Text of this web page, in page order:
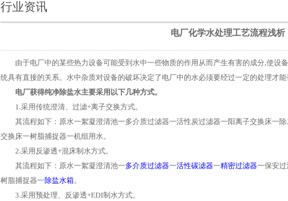
行业资讯
电厂化学水处理工艺流程浅析
由于电厂中的某些热力设备可能受到水中一些物质的作用从而产生有害的成分,使设
统具有直接的关系。水中杂质对设备的破坏决定了电厂中的水必须要经过一定的处理才
电厂获得纯净除盐水主要采用以下几种方式。
1.采用传统澄清、过滤+离子交换方式。
其流程如下：原水一絮凝澄清池一多介质过滤器一活性炭过滤器一阳离子交换床一除
交换床一树脂捕捉器一机组用水。
2.采用反渗透+混床制水方式。
其流程如下：原水一絮凝澄清池一多介质过滤器一活性碳滤器一精密过滤器一保安
树脂捕捉器一除盐水箱。
3.采用预处理、反渗透+EDI制水方式。